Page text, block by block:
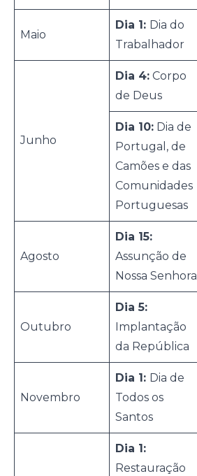
Maio
Dia 1: Dia do
Trabalhador
Junho
Dia 4:Corpo
de Deus
Dia 10:Dia de
Portugal, de
Camões e das
Comunidades
Portuguesas
Agosto
Dia 15:
Assunção de
Nossa Senhora
Outubro
Dia 5:
Implantação
da República
Novembro
Dia 1: Dia de
Todos os
Santos
Dia 1:
Restauração